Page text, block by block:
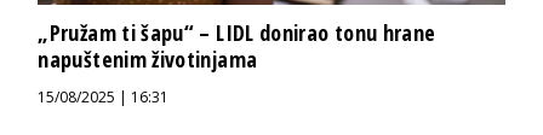
„Pružam ti šapu“ – LIDL donirao tonu hrane
napuštenim životinjama
15/08/2025 | 16:31